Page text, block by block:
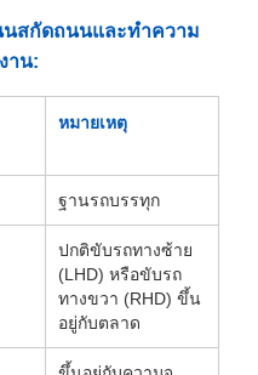
สกัดถนนและทําความ
าน:
หมายเหตุ
ฐานรถบรรทุก
ปกติขับรถทางซ้าย
(LHD) หรือขับรถ
ทางขวา (RHD) ขึ้น
อยู่กับตลาด